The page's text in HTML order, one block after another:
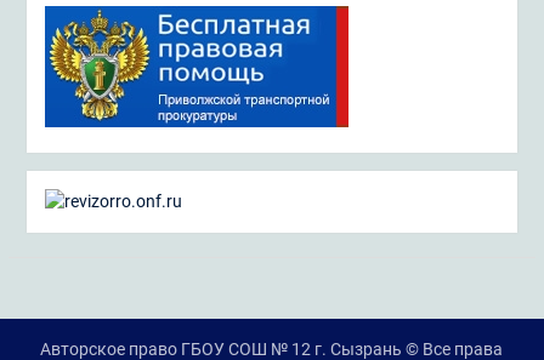
Авторское право ГБОУ СОШ № 12 г. Сызрань © Все права